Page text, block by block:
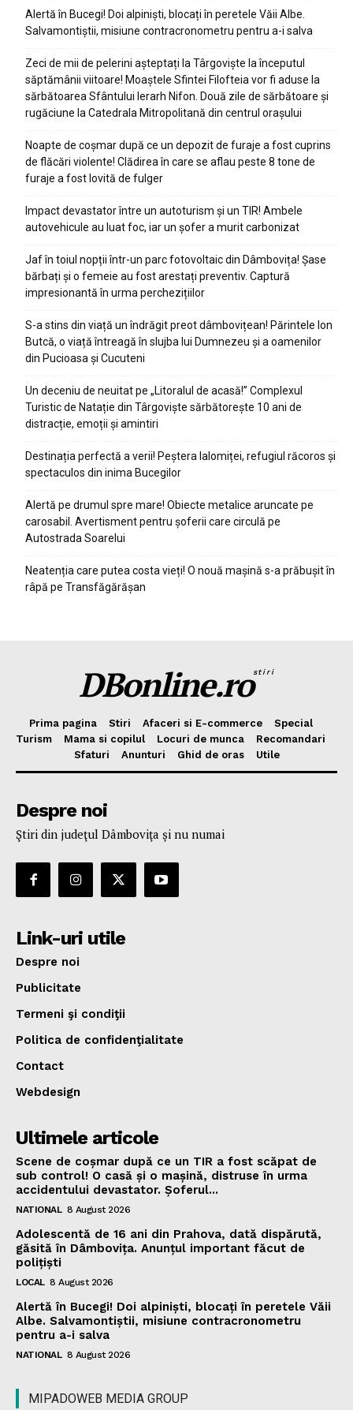
Alertă în Bucegi! Doi alpiniști, blocați în peretele Văii Albe.
Salvamontiștii, misiune contracronometru pentru a-i salva
Zeci de mii de pelerini așteptați la Târgoviște la începutul
săptămânii viitoare! Moaștele Sfintei Filofteia vor fi aduse la
sărbătoarea Sfântului Ierarh Nifon. Două zile de sărbătoare și
rugăciune la Catedrala Mitropolitană din centrul orașului
Noapte de coșmar după ce un depozit de furaje a fost cuprins
de flăcări violente! Clădirea în care se aflau peste 8 tone de
furaje a fost lovită de fulger
Impact devastator între un autoturism și un TIR! Ambele
autovehicule au luat foc, iar un șofer a murit carbonizat
Jaf în toiul nopții într-un parc fotovoltaic din Dâmbovița! Șase
bărbați și o femeie au fost arestați preventiv. Captură
impresionantă în urma perchezițiilor
S-a stins din viață un îndrăgit preot dâmbovițean! Părintele Ion
Butcă, o viață întreagă în slujba lui Dumnezeu și a oamenilor
din Pucioasa și Cucuteni
Un deceniu de neuitat pe „Litoralul de acasă!” Complexul
Turistic de Natație din Târgoviște sărbătorește 10 ani de
distracție, emoții și amintiri
Destinația perfectă a verii! Peștera Ialomiței, refugiul răcoros și
spectaculos din inima Bucegilor
Alertă pe drumul spre mare! Obiecte metalice aruncate pe
carosabil. Avertisment pentru șoferii care circulă pe
Autostrada Soarelui
Neatenția care putea costa vieți! O nouă mașină s-a prăbușit în
râpă pe Transfăgărășan
DBonline.rostiri
Prima pagina Stiri Afaceri si E-commerce
Special
Turism
Mama si copilul Locuri de munca
Recomandari
Sfaturi
Anunturi Ghid de oras Utile
Despre noi
Ştiri din judeţul Dâmboviţa şi nu numai
Link-uri utile
Despre noi
Publicitate
Termeni şi condiţii
Politica de confidenţialitate
Contact
Webdesign
Ultimele articole
Scene de coșmar după ce un TIR a fost scăpat de
sub control! O casă și o mașină, distruse în urma
accidentului devastator. Șoferul...
NATIONAL 8 August 2026
Adolescentă de 16 ani din Prahova, dată dispărută,
găsită în Dâmbovița. Anunțul important făcut de
polițiști
LOCAL 8 August 2026
Alertă în Bucegi! Doi alpiniști, blocați în peretele Văii
Albe. Salvamontiștii, misiune contracronometru
pentru a-i salva
NATIONAL 8 August 2026
MIPADOWEB MEDIA GROUP